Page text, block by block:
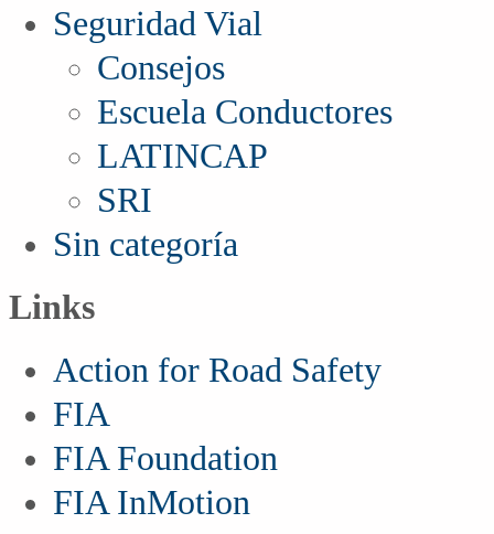
Seguridad Vial
Consejos
Escuela Conductores
LATINCAP
SRI
Sin categoría
Links
Action for Road Safety
FIA
FIA Foundation
FIA InMotion